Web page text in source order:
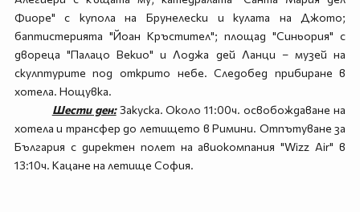
Фиоре" с купола на Брунелески и кулата на Джото;
баптистерията "Йоан Кръстител"; площад "Синьория" с
двореца "Палацо Векио" и Лоджа дей Ланци – музей на
скулптурите под открито небе. Следобед прибиране в
хотела. Нощувка.
Шести ден:Закуска. Около 11:00ч. освобождаване на
хотела и трансфер до летището в Римини. Отпътуване за
България с директен полет на авиокомпания "Wizz Air" в
13:10ч. Кацане на летище София.